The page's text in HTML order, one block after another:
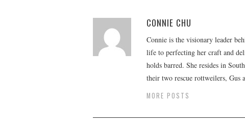
CONNIE CHU
Connie is the visionary leader
life to perfecting her craft and
holds barred. She resides in
their two rescue rottweilers, Gus
MORE POSTS